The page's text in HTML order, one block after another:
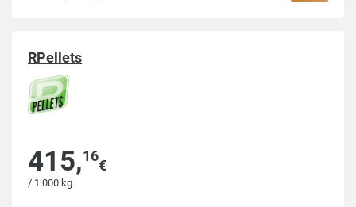
RPellets
415,16
€
/ 1.000 kg